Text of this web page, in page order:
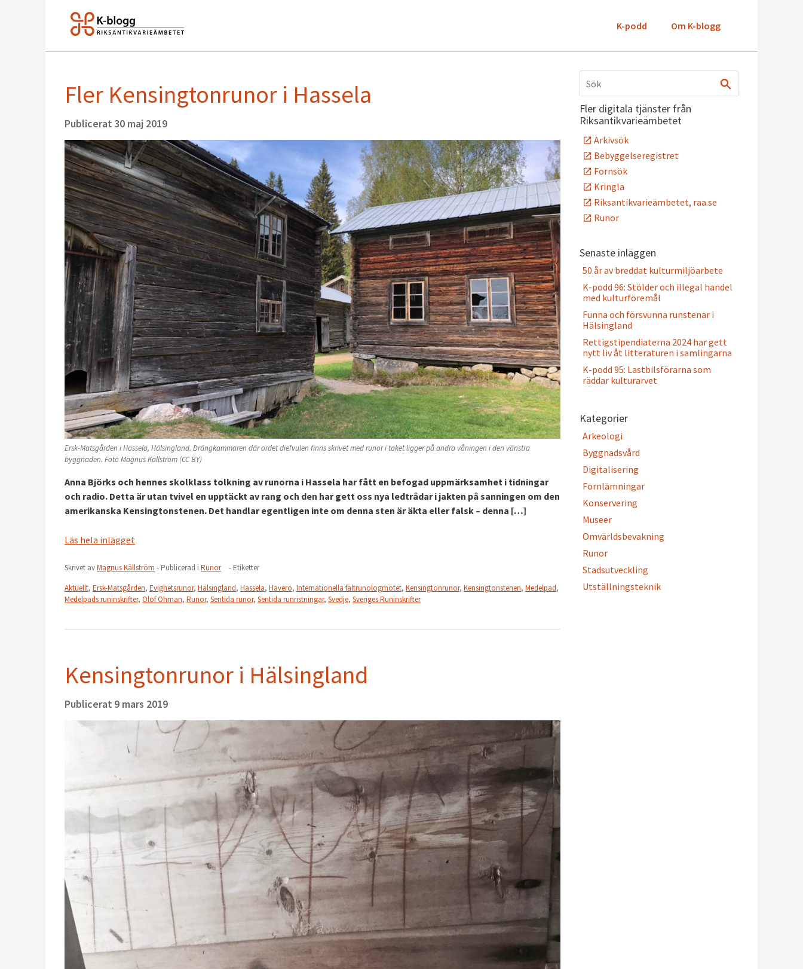
K-podd Om K-blogg
Fler Kensingtonrunor i Hassela
Publicerat30 maj 2019
Ersk-Matsgården i Hassela, Hälsingland. Drängkammaren där ordet diefvulen finns skrivet med runor i taket ligger på andra våningen i den vänstra
byggnaden. Foto Magnus Källström (CC BY)
Anna Björks och hennes skolklass tolkning av runorna i Hassela har fått en befogad uppmärksamhet i tidningar
och radio. Detta är utan tvivel en upptäckt av rang och den har gett oss nya ledtrådar i jakten på sanningen om den
amerikanska Kensingtonstenen. Det handlar egentligen inte om denna sten är äkta eller falsk – denna […]
Läs hela inlägget
Skrivet avMagnus Källström - Publicerad i Runor
- Etiketter
Aktuellt, Ersk-Matsgården, Evighetsrunor, Hälsingland, Hassela, Haverö, Internationella fältrunologmötet, Kensingtonrunor, Kensingtonstenen, Medelpad,
Medelpads runinskrifter, Olof Ohman, Runor, Sentida runor, Sentida runristningar, Svedje, Sveriges Runinskrifter
Kensingtonrunor i Hälsingland
Publicerat 9 mars 2019
Fler digitala tjänster från
Riksantikvarieämbetet
Arkivsök
Bebyggelseregistret
Fornsök
Kringla
Riksantikvarieämbetet, raa.se
Runor
Senaste inläggen
50 år av breddat kulturmiljöarbete
K-podd 96: Stölder och illegal handel
med kulturföremål
Funna och försvunna runstenar i
Hälsingland
Rettigstipendiaterna 2024 har gett
nytt liv åt litteraturen i samlingarna
K-podd 95: Lastbilsförarna som
räddar kulturarvet
Kategorier
Arkeologi
Byggnadsvård
Digitalisering
Fornlämningar
Konservering
Museer
Omvärldsbevakning
Runor
Stadsutveckling
Utställningsteknik